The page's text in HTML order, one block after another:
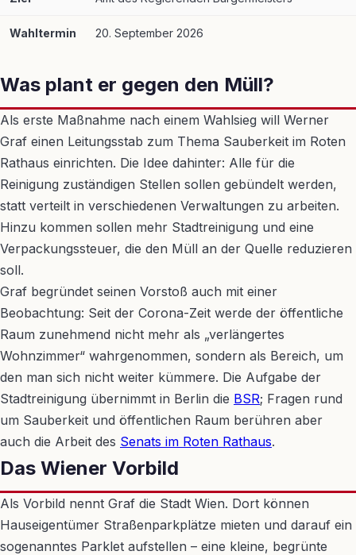
Wahltermin 20. September 2026
Was plant er gegen den Müll?
Als erste Maßnahme nach einem Wahlsieg will Werner
Graf einen Leitungsstab zum Thema Sauberkeit im Roten
Rathaus einrichten. Die Idee dahinter: Alle für die
Reinigung zuständigen Stellen sollen gebündelt werden,
statt verteilt in verschiedenen Verwaltungen zu arbeiten.
Hinzu kommen sollen mehr Stadtreinigung und eine
Verpackungssteuer, die den Müll an der Quelle reduzieren
soll.
Graf begründet seinen Vorstoß auch mit einer
Beobachtung: Seit der Corona-Zeit werde der öffentliche
Raum zunehmend nicht mehr als „verlängertes
Wohnzimmer“ wahrgenommen, sondern als Bereich, um
den man sich nicht weiter kümmere. Die Aufgabe der
Stadtreinigung übernimmt in Berlin die BSR; Fragen rund
um Sauberkeit und öffentlichen Raum berühren aber
auch die Arbeit des Senats im Roten Rathaus.
Das Wiener Vorbild
Als Vorbild nennt Graf die Stadt Wien. Dort können
Hauseigentümer Straßenparkplätze mieten und darauf ein
sogenanntes Parklet aufstellen – eine kleine, begrünte